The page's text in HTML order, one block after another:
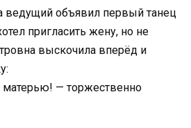
ведущий объявил первый танец
пригласить жену, но не
выскочила вперёд и
— торжественно